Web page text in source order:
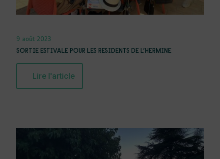
9 août 2023
SORTIE ESTIVALE POUR LES RESIDENTS DE L’HERMINE
Lire l'article